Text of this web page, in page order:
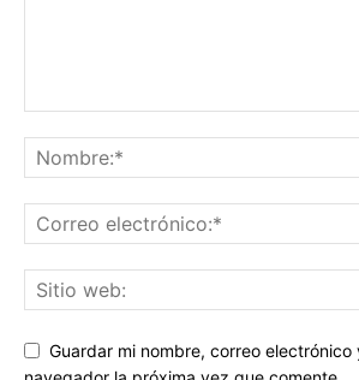
Guardar mi nombre, correo